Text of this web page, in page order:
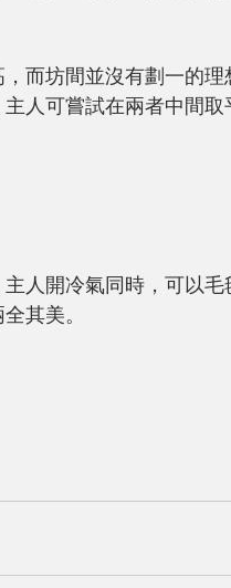
而坊間並沒有劃一的理
人可嘗試在兩者中間取
人開冷氣同時，可以
其美。